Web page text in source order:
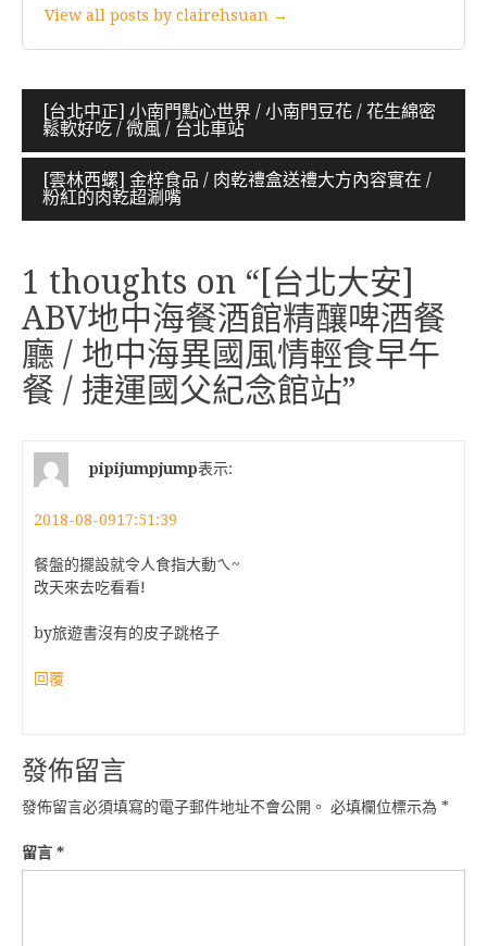
View all posts by clairehsuan →
文
章
導
覽
[台北中正] 小南門點心世界 / 小南門豆花 / 花生綿密
鬆軟好吃 / 微風 / 台北車站
[雲林西螺] 金梓食品 / 肉乾禮盒送禮大方內容實在 /
粉紅的肉乾超涮嘴
1 thoughts on “ [台北大安]
ABV地中海餐酒館精釀啤酒餐
廳 / 地中海異國風情輕食早午
餐 / 捷運國父紀念館站”
pipijumpjump表示:
2018-08-0917:51:39
餐盤的擺設就令人食指大動ㄟ~
改天來去吃看看!
by旅遊書沒有的皮子跳格子
回覆
發佈留言
發佈留言必須填寫的電子郵件地址不會公開。 必填欄位標示為 *
留言 *